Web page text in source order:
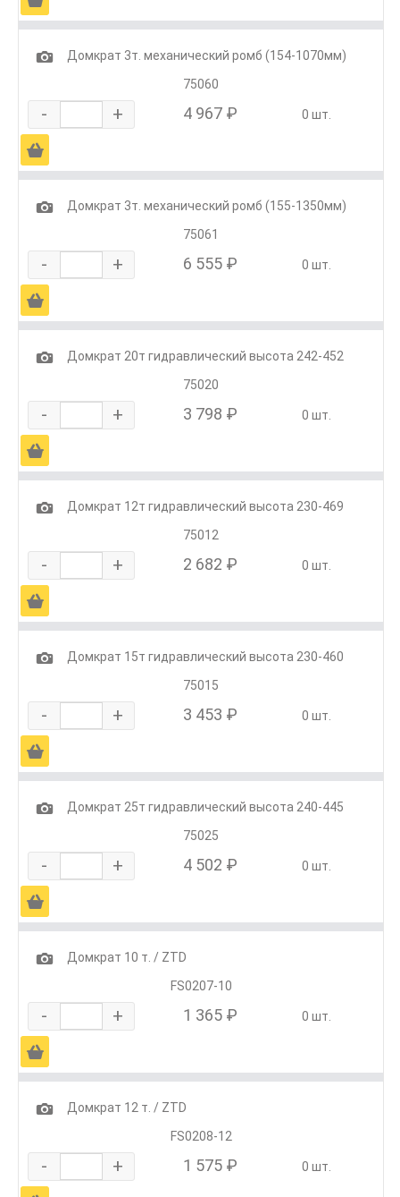
1
Домкрат 3т. механический ромб (154-1070мм)
75060
- + 4 967 ₽ 0 шт.
Ä
1
Домкрат 3т. механический ромб (155-1350мм)
75061
- + 6 555 ₽ 0 шт.
Ä
1
Домкрат 20т гидравлический высота 242-452
75020
- + 3 798 ₽ 0 шт.
Ä
1
Домкрат 12т гидравлический высота 230-469
75012
- + 2 682 ₽ 0 шт.
Ä
1
Домкрат 15т гидравлический высота 230-460
75015
- + 3 453 ₽ 0 шт.
Ä
1
Домкрат 25т гидравлический высота 240-445
75025
- + 4 502 ₽ 0 шт.
Ä
1
Домкрат 10 т. / ZTD
FS0207-10
- + 1 365 ₽ 0 шт.
Ä
1
Домкрат 12 т. / ZTD
FS0208-12
- + 1 575 ₽ 0 шт.